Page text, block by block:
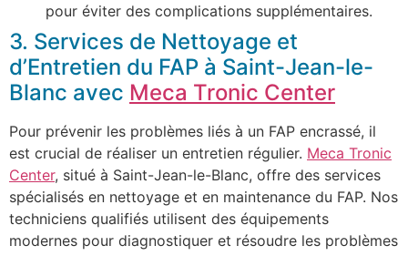
pour éviter des complications supplémentaires.
3. Services de Nettoyage et
d’Entretien du FAP à Saint-Jean-le-
Blanc avec Meca Tronic Center
Pour prévenir les problèmes liés à un FAP encrassé, il
est crucial de réaliser un entretien régulier. Meca Tronic
Center, situé à Saint-Jean-le-Blanc, offre des services
spécialisés en nettoyage et en maintenance du FAP. Nos
techniciens qualifiés utilisent des équipements
modernes pour diagnostiquer et résoudre les problèmes